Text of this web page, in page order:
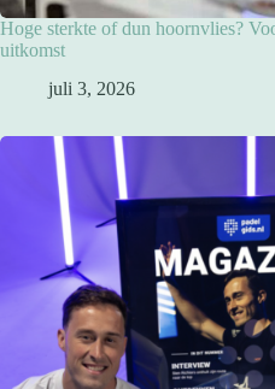
Hoge sterkte of dun hoornvlies?
uitkomst
juli 3, 2026